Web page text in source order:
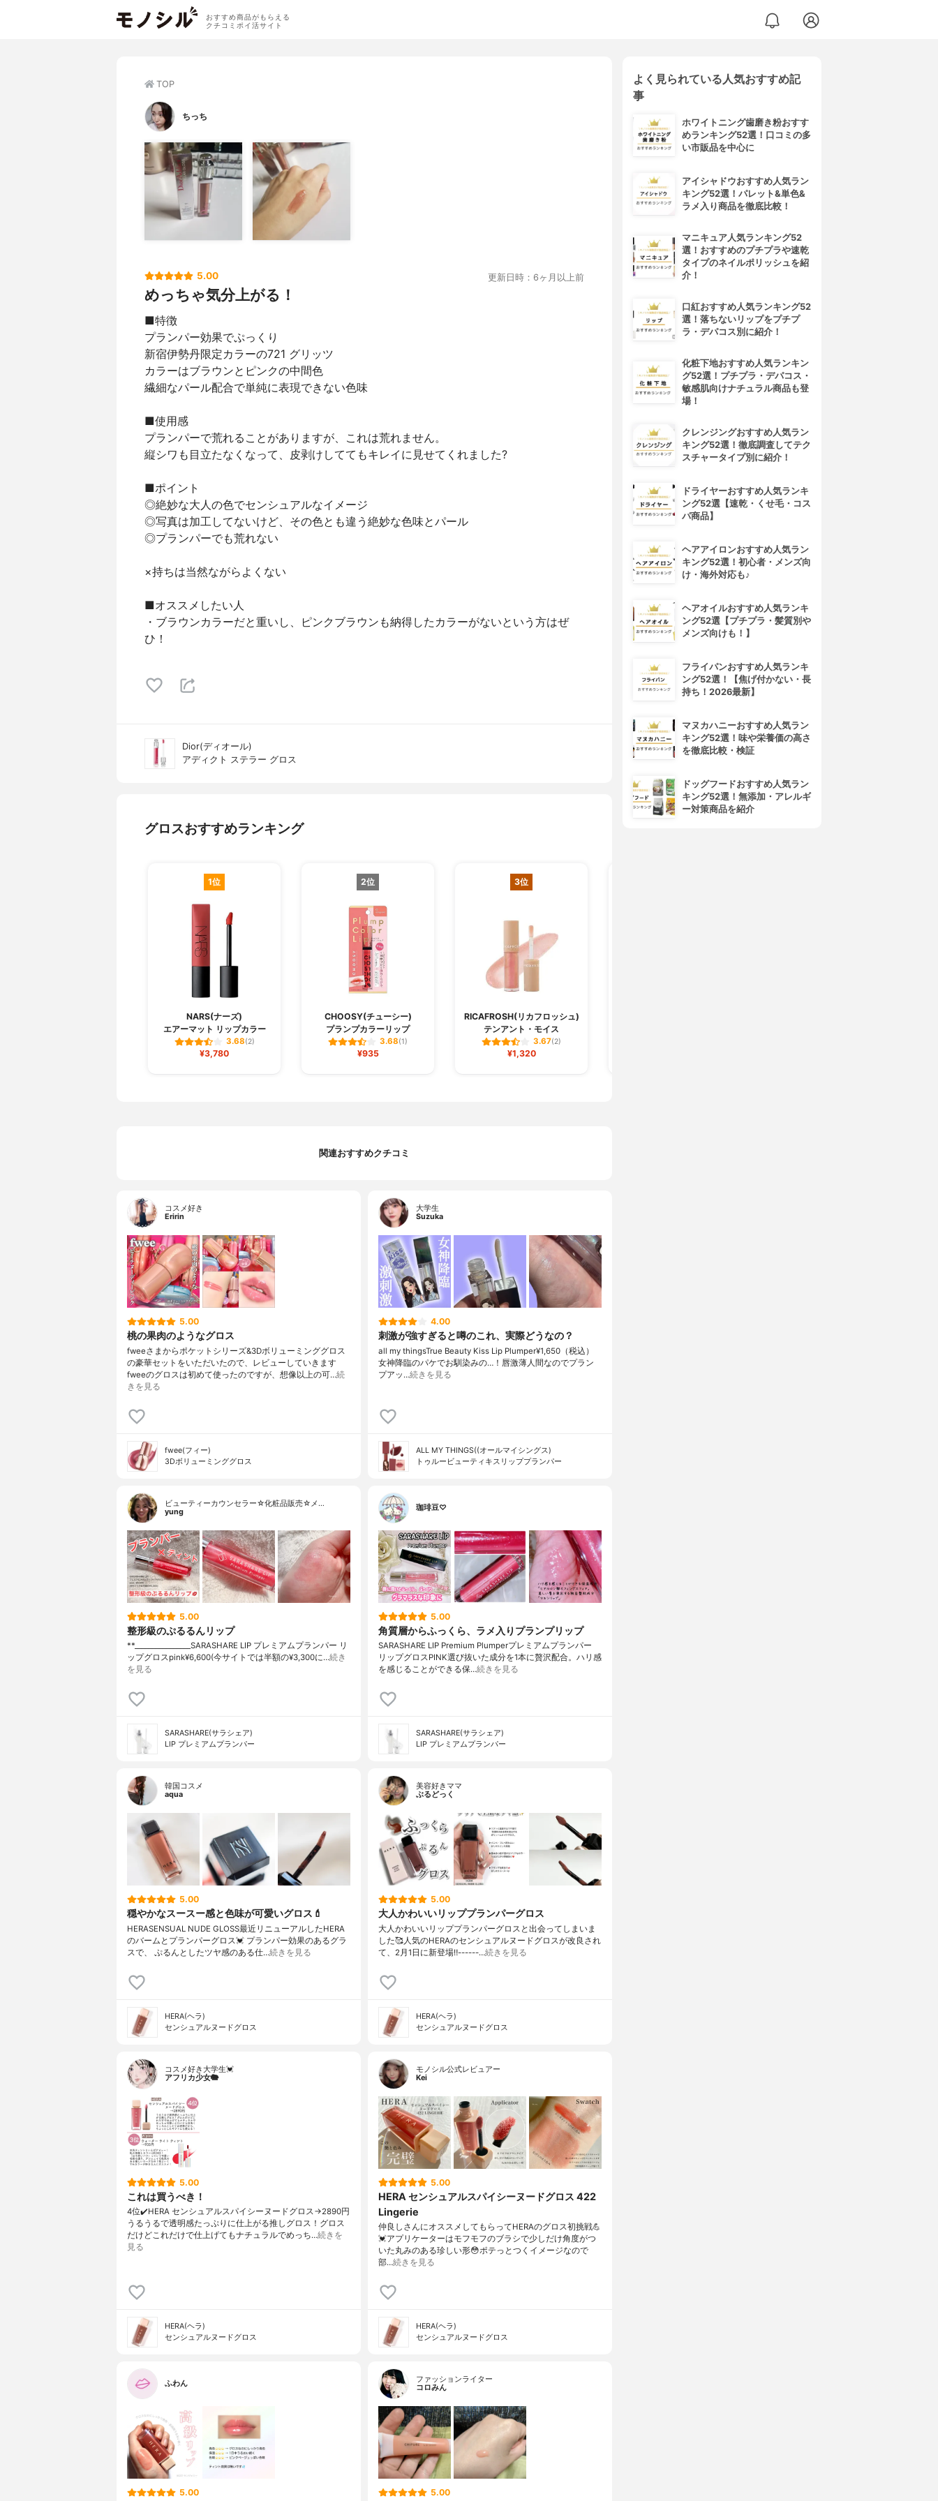
おすすめ商品がもらえる
クチコミポイ活サイト
TOP
ちっち
5.00 更新日時：6ヶ月以上前
めっちゃ気分上がる！
■特徴
プランパー効果でぷっくり
新宿伊勢丹限定カラーの721 グリッツ
カラーはブラウンとピンクの中間色
繊細なパール配合で単純に表現できない色味
■使用感
プランパーで荒れることがありますが、これは荒れません。
縦シワも目立たなくなって、皮剥けしててもキレイに見せてくれました?
■ポイント
◎絶妙な大人の色でセンシュアルなイメージ
◎写真は加工してないけど、その色とも違う絶妙な色味とパール
◎プランパーでも荒れない
×持ちは当然ながらよくない
■オススメしたい人
・ブラウンカラーだと重いし、ピンクブラウンも納得したカラーがないという方はぜ
ひ！
Dior(ディオール)
アディクト ステラー グロス
グロスおすすめランキング
1位
NARS(ナーズ)
エアーマット リップカラー
3.68(2)
¥3,780
2位
CHOOSY(チューシー)
プランプカラーリップ
3.68(1)
¥935
3位
RICAFROSH(リカフロッシュ)
テンアント・モイス
3.67(2)
¥1,320
関連おすすめクチコミ
コスメ好き
Eririn
5.00
桃の果肉のようなグロス
fweeさまからポケットシリーズ&3Dボリューミンググロス
の豪華セットをいただいたので、レビューしていきます
fweeのグロスは初めて使ったのですが、想像以上の可…続
きを見る
fwee(フィー)
3Dボリューミンググロス
大学生
Suzuka
4.00
刺激が強すぎると噂のこれ、実際どうなの？
all my thingsTrue Beauty Kiss Lip Plumper¥1,650（税込）
女神降臨のパケでお馴染みの…！唇激薄人間なのでプラン
プアッ…続きを見る
ALL MY THINGS((オールマイシングス)
トゥルービューティキスリッププランパー
ビューティーカウンセラー☆化粧品販売☆メ…
yung
5.00
整形級のぷるるんリップ
**⁡________________⁡SARASHARE LIP ⁡プレミアムプランパー リ
ップグロスpink⁡¥6,600(今サイトでは半額の¥3,300に…続き
を見る
SARASHARE(サラシェア)
LIP プレミアムプランパー
珈琲豆♡
5.00
角質層からふっくら、ラメ入りプランプリップ
SARASHARE LIP Premium Plumperプレミアムプランパー
リップグロスPINK選び抜いた成分を1本に贅沢配合。ハリ感
を感じることができる保…続きを見る
SARASHARE(サラシェア)
LIP プレミアムプランパー
韓国コスメ
aqua
5.00
穏やかなスースー感と色味が可愛いグロス💄
HERASENSUAL NUDE GLOSS最近リニューアルしたHERA
のバームとプランパーグロス💓 プランパー効果のあるグラ
スで、 ぷるんとしたツヤ感のある仕…続きを見る
HERA(ヘラ)
センシュアルヌードグロス
美容好きママ
ぶるどっく
5.00
大人かわいいリッププランパーグロス
大人かわいいリッププランパーグロス⁣と⁣出会ってしまいま
した🥰⁣⁣⁣人気のHERAのセンシュアルヌードグロスが⁣改良され
て、2月1日に新登場‼️⁣⁣------…続きを見る
HERA(ヘラ)
センシュアルヌードグロス
コスメ好き大学生💓
アフリカ少女🐘
5.00
これは買うべき！
4位✔️HERA センシュアルスパイシーヌードグロス→2890円
うるうるで透明感たっぷりに仕上がる推しグロス！グロス
だけどこれだけで仕上げてもナチュラルでめっち…続きを
見る
HERA(ヘラ)
センシュアルヌードグロス
モノシル公式レビュアー
Kei
5.00
HERA センシュアルスパイシーヌードグロス 422
Lingerie
仲良しさんにオススメしてもらってHERAのグロス初挑戦💪
💓アプリケーターはモフモフのブラシで少しだけ角度がつ
いた丸みのある珍しい形😳ポテっとつくイメージなので
部…続きを見る
HERA(ヘラ)
センシュアルヌードグロス
ふわん
5.00
ファッションライター
コロみん
5.00
よく見られている人気おすすめ記
事
ホワイトニング歯磨き粉おすす
めランキング52選！口コミの多
い市販品を中心に
アイシャドウおすすめ人気ラン
キング52選！パレット&単色&
ラメ入り商品を徹底比較！
マニキュア人気ランキング52
選！おすすめのプチプラや速乾
タイプのネイルポリッシュを紹
介！
口紅おすすめ人気ランキング52
選！落ちないリップをプチプ
ラ・デパコス別に紹介！
化粧下地おすすめ人気ランキン
グ52選！プチプラ・デパコス・
敏感肌向けナチュラル商品も登
場！
クレンジングおすすめ人気ラン
キング52選！徹底調査してテク
スチャータイプ別に紹介！
ドライヤーおすすめ人気ランキ
ング52選【速乾・くせ毛・コス
パ商品】
ヘアアイロンおすすめ人気ラン
キング52選！初心者・メンズ向
け・海外対応も♪
ヘアオイルおすすめ人気ランキ
ング52選【プチプラ・髪質別や
メンズ向けも！】
フライパンおすすめ人気ランキ
ング52選！【焦げ付かない・長
持ち！2026最新】
マヌカハニーおすすめ人気ラン
キング52選！味や栄養価の高さ
を徹底比較・検証
ドッグフードおすすめ人気ラン
キング52選！無添加・アレルギ
ー対策商品を紹介